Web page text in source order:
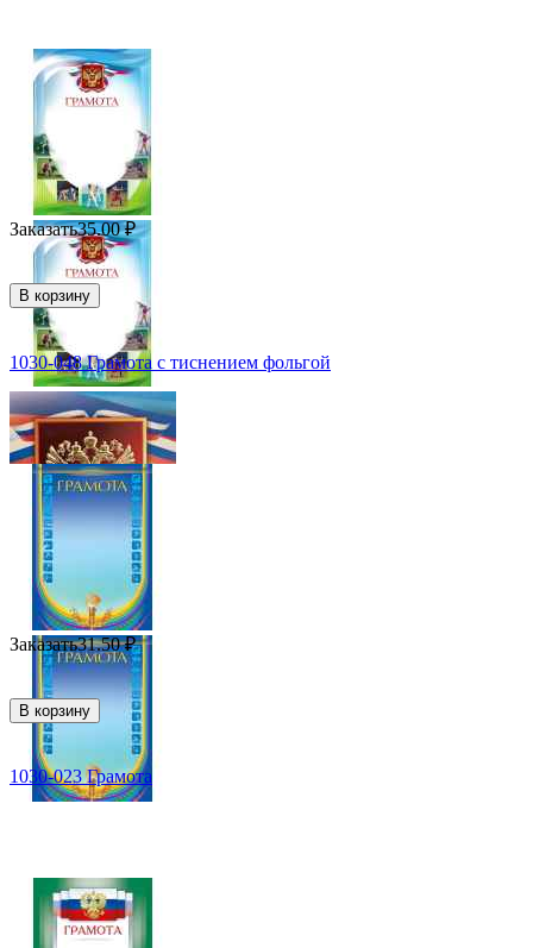
Заказать35.00 ₽
В корзину
1030-048 Грамота с тиснением фольгой
Заказать31.50 ₽
В корзину
1030-023 Грамота